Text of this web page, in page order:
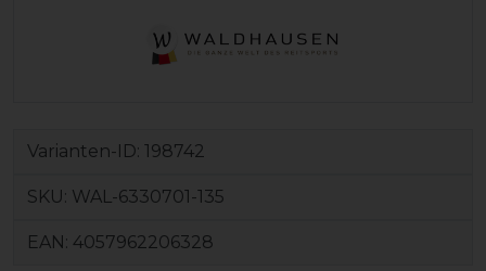
Varianten-ID: 198742
SKU: WAL-6330701-135
EAN: 4057962206328